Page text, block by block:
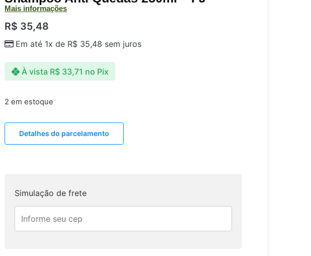
Mais informações
R$ 35,48
Em até 1x de R$ 35,48 sem juros
À vista R$33,71 no Pix
2 em estoque
Detalhes do parcelamento
Simulação de frete